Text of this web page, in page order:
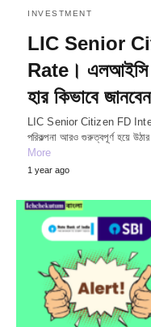
INVESTMENT
LIC Senior
Rate। এলআইসি
হার কিভাবে
LIC Senior Citizen FD
পরিকল্পনা আরও গুরুত্বপূর্ণ হয়ে
More
1 year ago